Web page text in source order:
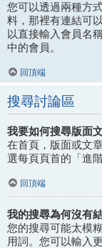
您可以透過兩種方
料，那裡有連結可
以直接輸入會員名
中的會員。
回頂端
搜尋討論區
我要如何搜尋版面
在首頁，版面或文
選每頁頁首的「進
回頂端
我的搜尋為何沒有
您的搜尋可能太模
用詞。您可以輸入